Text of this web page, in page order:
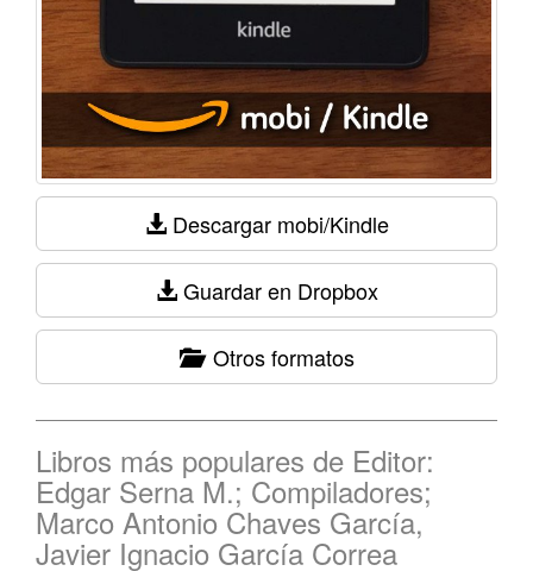
Descargar mobi/Kindle
Guardar en Dropbox
Otros formatos
Libros más populares de Editor:
Edgar Serna M.; Compiladores;
Marco Antonio Chaves García,
Javier Ignacio García Correa